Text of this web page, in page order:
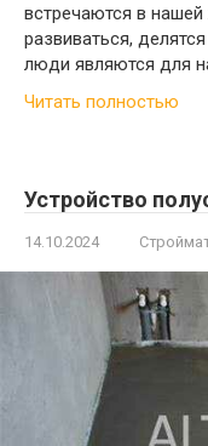
встречаются в
развиваться,
люди являются для
Читать полностью
Устройство
14.10.2024